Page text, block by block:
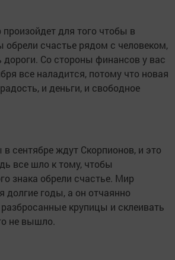
произойдет для того чтобы в
обрели счастье рядом с человеком,
дороги. Со стороны финансов у вас
все наладится, потому что новая
и деньги, и свободное
сентябре ждут Скорпионов, и это
все шло к тому, чтобы
знака обрели счастье. Мир
долгие годы, а он отчаянно
крупицы и склеивать
не вышло.